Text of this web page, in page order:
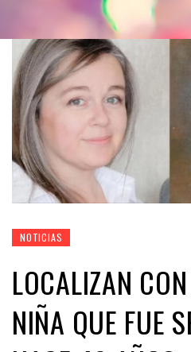
NOTICIAS
LOCALIZAN
NIÑA QUE FUE